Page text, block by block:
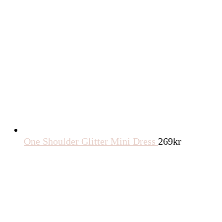
One Shoulder Glitter Mini Dress 269kr